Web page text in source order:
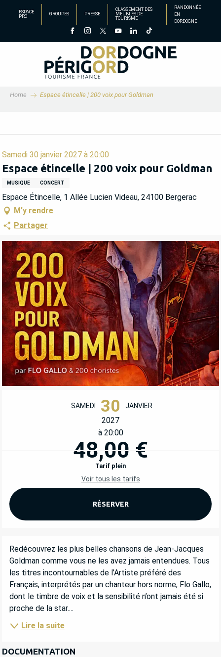
principal
ESPACE
PRO
GROUPES PRESSE
CLASSEMENT DES
MEUBLÉS DE
TOURISME
RANDONNÉE
EN
DORDOGNE
Home Espace étincelle | 200 voix pour Goldman
Samedi 30 janvier 2027 à 20:00
Espace étincelle | 200 voix pour Goldman
MUSIQUE CONCERT
Espace Étincelle, 1 Allée Lucien Videau, 24100 Bergerac
M'y rendre
Partager
OUVERTURE ET COORDONNÉES
SAMEDI 30 JANVIER
2027
à 20:00
48,00 €
Tarif plein
Voir tous les tarifs
RÉSERVER
DESCRIPTION
Redécouvrez les plus belles chansons de Jean-Jacques
Goldman comme vous ne les avez jamais entendues. Tous
les titres incontournables de l’Artiste préféré des
Français, interprétés par un chanteur hors norme, Flo Gallo,
dont le timbre de voix et la sensibilité n’ont jamais été si
proche de la star....
Lire la suite
DOCUMENTATION